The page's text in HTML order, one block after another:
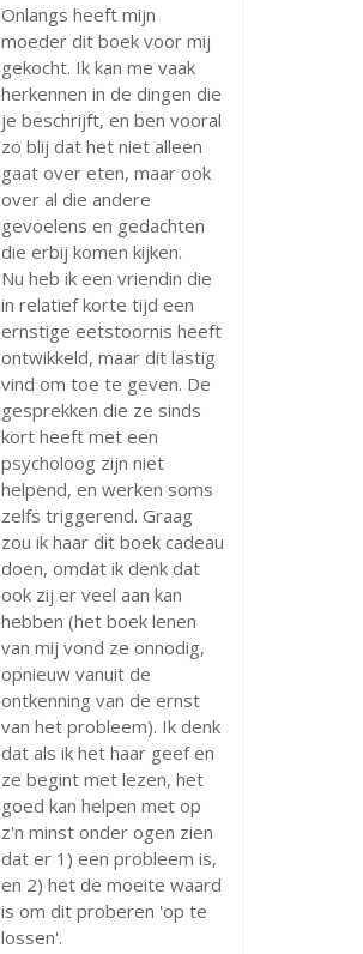
Onlangs heeft mijn
moeder dit boek voor mij
gekocht. Ik kan me vaak
herkennen in de dingen die
je beschrijft, en ben vooral
zo blij dat het niet alleen
gaat over eten, maar ook
over al die andere
gevoelens en gedachten
die erbij komen kijken.
Nu heb ik een vriendin die
in relatief korte tijd een
ernstige eetstoornis heeft
ontwikkeld, maar dit lastig
vind om toe te geven. De
gesprekken die ze sinds
kort heeft met een
psycholoog zijn niet
helpend, en werken soms
zelfs triggerend. Graag
zou ik haar dit boek cadeau
doen, omdat ik denk dat
ook zij er veel aan kan
hebben (het boek lenen
van mij vond ze onnodig,
opnieuw vanuit de
ontkenning van de ernst
van het probleem). Ik denk
dat als ik het haar geef en
ze begint met lezen, het
goed kan helpen met op
z'n minst onder ogen zien
dat er 1) een probleem is,
en 2) het de moeite waard
is om dit proberen 'op te
lossen'.